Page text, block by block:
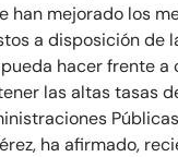
han mejorado los
a disposición de
hacer frente a
las altas tasas
ha afirmado,